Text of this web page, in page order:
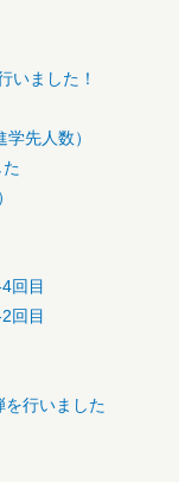
いました！
先人数）
回目
回目
を行いました